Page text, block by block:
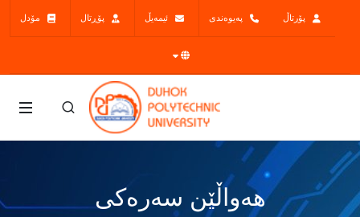
پۆرتاڵ پەیوەندی ئیمەیڵ پۆڕتال مۆدل
هەواڵێن سەرەکی